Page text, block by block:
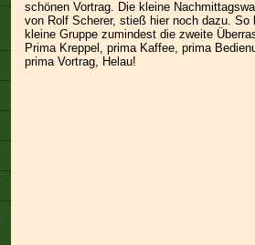
schönen Vortrag. Die kleine
von Rolf Scherer, stieß hier noch dazu. So
kleine Gruppe zumindest die zweite
Prima Kreppel, prima Kaffee, prima
prima Vortrag, Helau!